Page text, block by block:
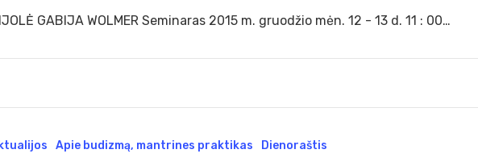
GABIJA WOLMER Seminaras 2015 m. gruodžio mėn. 12 - 13 d. 11 : 00…
Apie budizmą, mantrines praktikas Dienoraštis